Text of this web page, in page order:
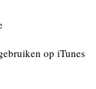
op iTunes